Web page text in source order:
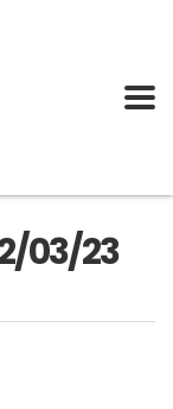
03/23